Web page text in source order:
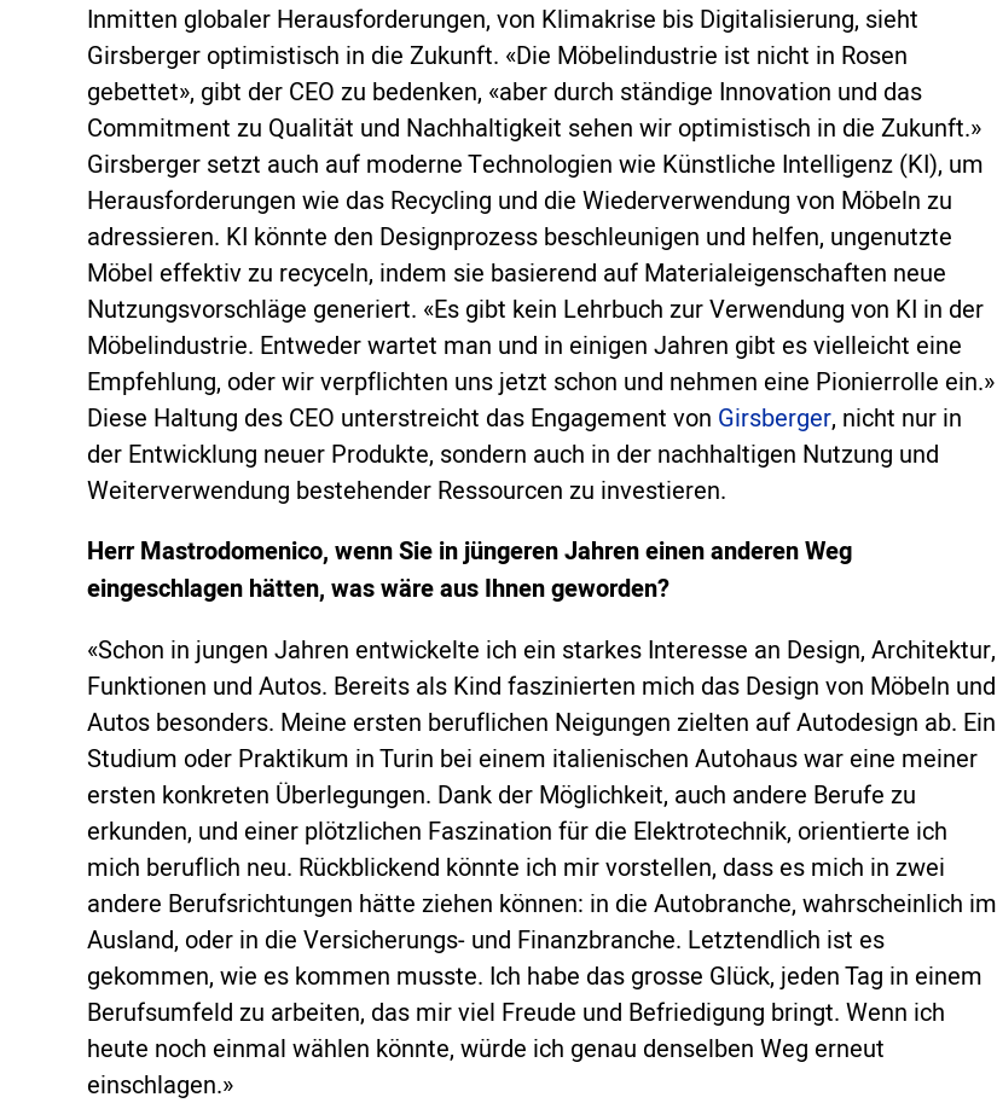
Inmitten globaler Herausforderungen, von Klimakrise bis Digitalisierung, sieht
Girsberger optimistisch in die Zukunft. «Die Möbelindustrie ist nicht in Rosen
gebettet», gibt der CEO zu bedenken, «aber durch ständige Innovation und das
Commitment zu Qualität und Nachhaltigkeit sehen wir optimistisch in die Zukunft.»
Girsberger setzt auch auf moderne Technologien wie Künstliche Intelligenz (KI), um
Herausforderungen wie das Recycling und die Wiederverwendung von Möbeln zu
adressieren. KI könnte den Designprozess beschleunigen und helfen, ungenutzte
Möbel effektiv zu recyceln, indem sie basierend auf Materialeigenschaften neue
Nutzungsvorschläge generiert. «Es gibt kein Lehrbuch zur Verwendung von KI in der
Möbelindustrie. Entweder wartet man und in einigen Jahren gibt es vielleicht eine
Empfehlung, oder wir verpflichten uns jetzt schon und nehmen eine Pionierrolle ein.»
Diese Haltung des CEO unterstreicht das Engagement von Girsberger, nicht nur in
der Entwicklung neuer Produkte, sondern auch in der nachhaltigen Nutzung und
Weiterverwendung bestehender Ressourcen zu investieren.
Herr Mastrodomenico, wenn Sie in jüngeren Jahren einen anderen Weg
eingeschlagen hätten, was wäre aus Ihnen geworden?
«Schon in jungen Jahren entwickelte ich ein starkes Interesse an Design, Architektur,
Funktionen und Autos. Bereits als Kind faszinierten mich das Design von Möbeln und
Autos besonders. Meine ersten beruflichen Neigungen zielten auf Autodesign ab. Ein
Studium oder Praktikum in Turin bei einem italienischen Autohaus war eine meiner
ersten konkreten Überlegungen. Dank der Möglichkeit, auch andere Berufe zu
erkunden, und einer plötzlichen Faszination für die Elektrotechnik, orientierte ich
mich beruflich neu. Rückblickend könnte ich mir vorstellen, dass es mich in zwei
andere Berufsrichtungen hätte ziehen können: in die Autobranche, wahrscheinlich im
Ausland, oder in die Versicherungs- und Finanzbranche. Letztendlich ist es
gekommen, wie es kommen musste. Ich habe das grosse Glück, jeden Tag in einem
Berufsumfeld zu arbeiten, das mir viel Freude und Befriedigung bringt. Wenn ich
heute noch einmal wählen könnte, würde ich genau denselben Weg erneut
einschlagen.»